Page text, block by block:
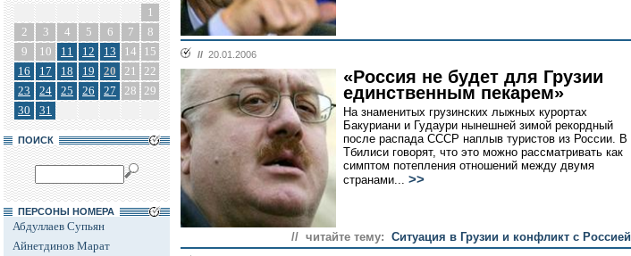
1
2
3 4 5 6 7
8
9
10 11 12 13 14
15
16
17 18 19 20 21
22
23
24 25 26 27 28 29
30
31
ПОИСК
ПЕРСОНЫ НОМЕРА
Абдуллаев Супьян
Айнетдинов Марат
// 20.01.2006
«Россия не будет для Грузии
единственным пекарем»
На знаменитых грузинских лыжных курортах
Бакуриани и Гудаури нынешней зимой рекордный
после распада СССР наплыв туристов из России. В
Тбилиси говорят, что это можно рассматривать как
симптом потепления отношений между двумя
странами... >>
// читайте тему: Ситуация в Грузии и конфликт с Россией